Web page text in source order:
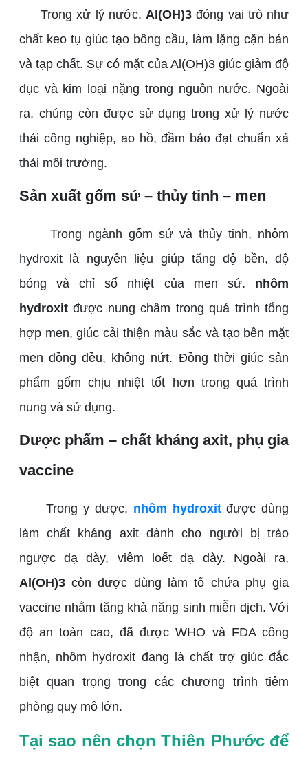
Trong xử lý nước, Al(OH)3 đóng vai trò như
chất keo tụ giúc tạo bông cầu, làm lặng cặn bản
và tạp chất. Sự có mặt của Al(OH)3 giúc giảm độ
đục và kim loại nặng trong nguồn nước. Ngoài
ra, chúng còn được sử dụng trong xử lý nước
thải công nghiệp, ao hồ, đầm bảo đạt chuẩn xả
thải môi trường.
Sản xuất gốm sứ – thủy tinh – men
Trong ngành gốm sứ và thủy tinh, nhôm
hydroxit là nguyên liệu giúp tăng độ bền, độ
bóng và chỉ số nhiệt của men sứ. nhôm
hydroxitđược nung châm trong quá trình tổng
hợp men, giúc cải thiện màu sắc và tạo bền mặt
men đồng đều, không nứt. Đồng thời giúc sản
phẩm gốm chịu nhiệt tốt hơn trong quá trình
nung và sử dụng.
Dược phẩm – chất kháng axit, phụ gia
vaccine
Trong y dược, nhôm hydroxitđược dùng
làm chất kháng axit dành cho người bị trào
ngược dạ dày, viêm loết dạ dày. Ngoài ra,
Al(OH)3còn được dùng làm tổ chứa phụ gia
vaccine nhằm tăng khả năng sinh miễn dịch. Với
độ an toàn cao, đã được WHO và FDA công
nhận, nhôm hydroxit đang là chất trợ giúc đắc
biệt quan trọng trong các chương trình tiêm
phòng quy mô lớn.
Tại sao nên chọn Thiên Phước để